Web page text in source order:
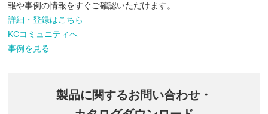
報や事例の情報をすぐご確認いただけます。
詳細・登録はこちら
KCコミュニティへ
事例を見る
製品に関するお問い合わせ・